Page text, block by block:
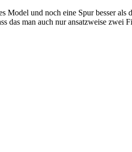
Model und noch eine Spur besser
das man auch nur ansatzweise